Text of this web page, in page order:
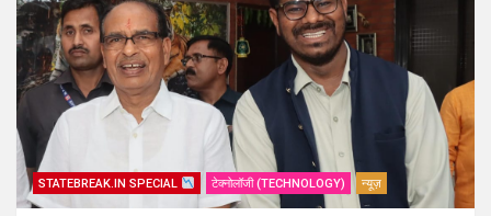
STATEBREAK.IN SPECIAL टेक्नोलॉजी (TECHNOLOGY) न्यूज़